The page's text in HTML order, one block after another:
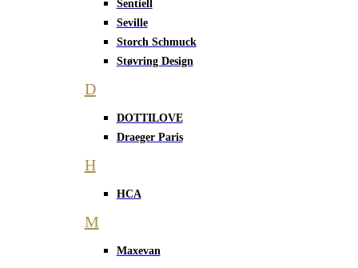
Sentiell
Seville
Storch Schmuck
Støvring Design
D
DOTTILOVE
Draeger Paris
H
HCA
M
Maxevan